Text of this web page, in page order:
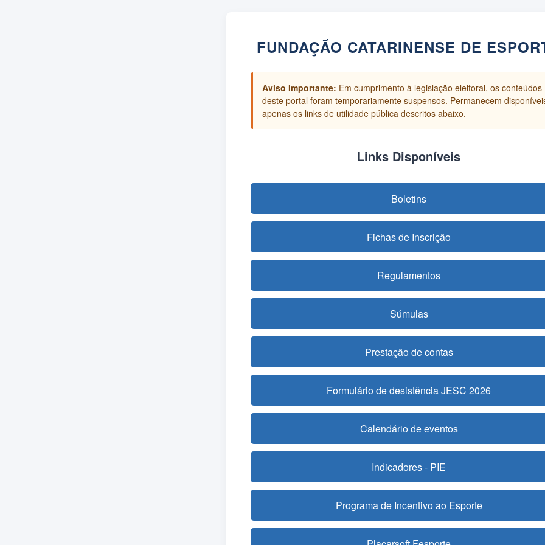
FUNDAÇÃO CATARINENSE DE
Aviso Importante: Em cumprimento à legislação eleitoral, os conteúdos
deste portal foram temporariamente suspensos. Permanecem
apenas os links de utilidade pública descritos abaixo.
Links Disponíveis
Boletins
Fichas de Inscrição
Regulamentos
Súmulas
Prestação de contas
Formulário de desistência JESC 2026
Calendário de eventos
Indicadores - PIE
Programa de Incentivo ao Esporte